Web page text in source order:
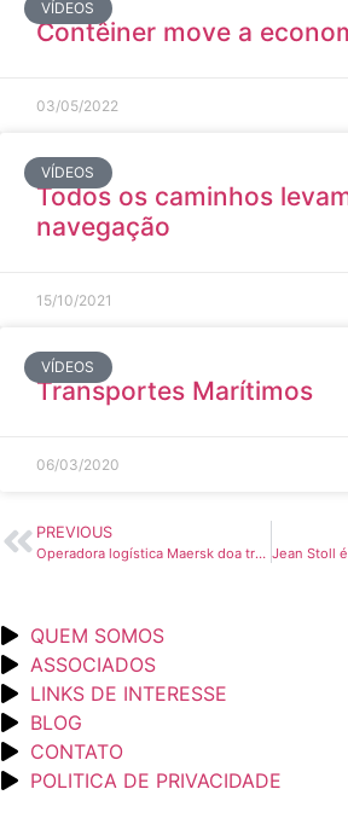
VÍDEOS
Contêiner move a
03/05/2022
VÍDEOS
Todos os caminhos
navegação
15/10/2021
VÍDEOS
Transportes Marítimos
06/03/2020
PREVIOUS
Operadora logística Maersk doa transporte de tomógrafos ao Brasil
QUEM SOMOS
ASSOCIADOS
LINKS DE INTERESSE
BLOG
CONTATO
POLITICA DE PRIVACIDADE